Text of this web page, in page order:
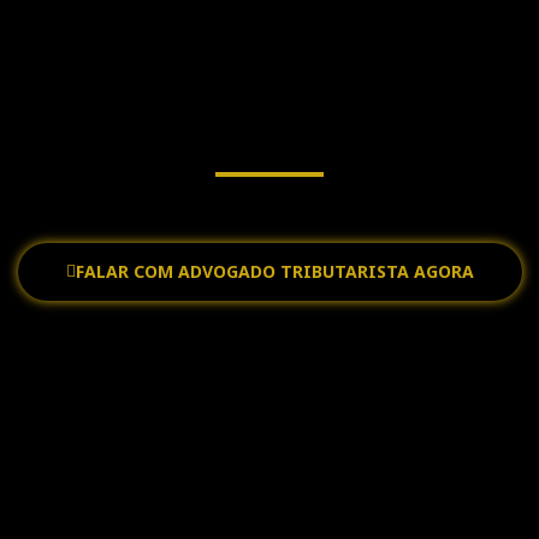
FALAR COM ADVOGADO TRIBUTARISTA AGORA